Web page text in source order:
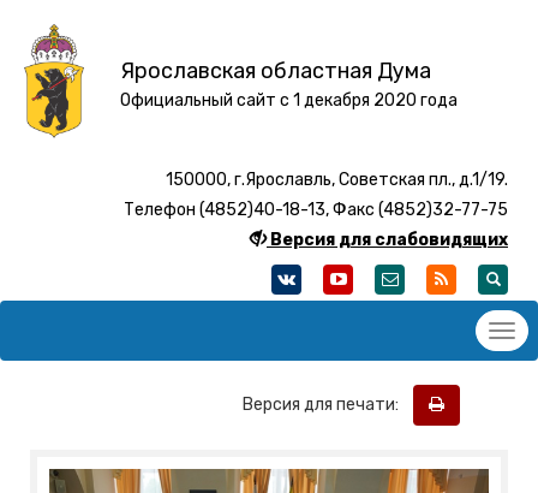
Ярославская областная Дума
Официальный сайт с 1 декабря 2020 года
150000, г.Ярославль, Советская пл., д.1/19.
Телефон (4852)40-18-13, Факс (4852)32-77-75
Версия для слабовидящих
Версия для печати: